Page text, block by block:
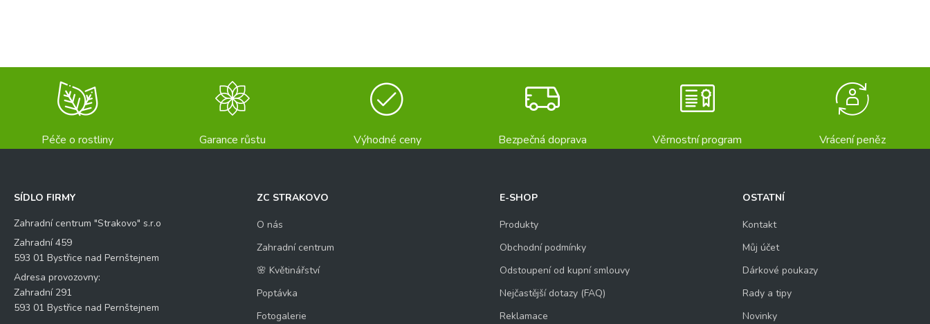
Péče o rostliny Garance růstu Výhodné ceny Bezpečná doprava Věrnostní program Vrácení peněz
SÍDLO FIRMY
Zahradní centrum "Strakovo" s.r.o
Zahradní 459
593 01 Bystřice nad Pernštejnem
Adresa provozovny:
Zahradní 291
593 01 Bystřice nad Pernštejnem
ZC STRAKOVO
O nás
Zahradní centrum
🌸 Květinářství
Poptávka
Fotogalerie
E-SHOP
Produkty
Obchodní podmínky
Odstoupení od kupní smlouvy
Nejčastější dotazy (FAQ)
Reklamace
OSTATNÍ
Kontakt
Můj účet
Dárkové poukazy
Rady a tipy
Novinky